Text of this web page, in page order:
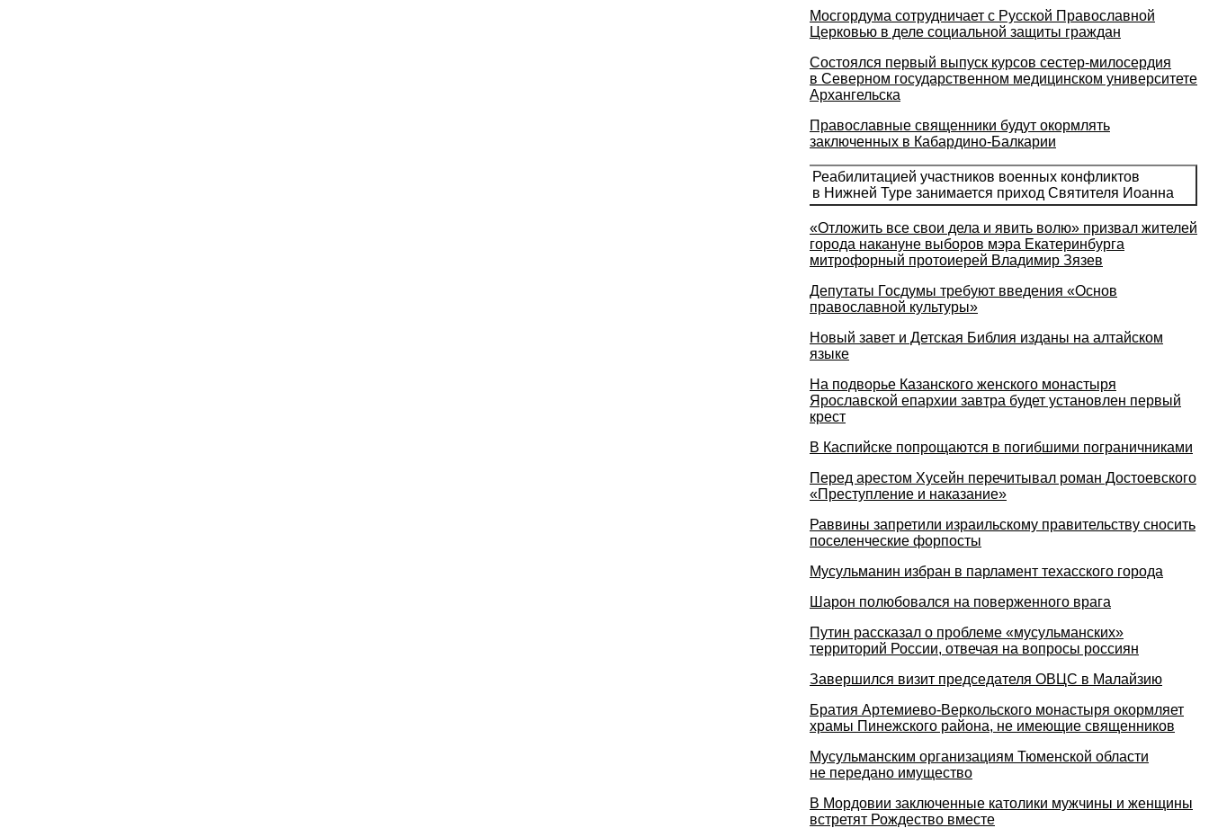
Мосгордума сотрудничает с Русской Православной
Церковью в деле социальной защиты граждан
Состоялся первый выпуск курсов сестер-милосердия
в Северном государственном медицинском университете
Архангельска
Православные священники будут окормлять
заключенных в Кабардино-Балкарии
Реабилитацией участников военных конфликтов
в Нижней Туре занимается приход Святителя Иоанна
«Отложить все свои дела и явить волю» призвал жителей
города накануне выборов мэра Екатеринбурга
митрофорный протоиерей Владимир Зязев
Депутаты Госдумы требуют введения «Основ
православной культуры»
Новый завет и Детская Библия изданы на алтайском
языке
На подворье Казанского женского монастыря
Ярославской епархии завтра будет установлен первый
крест
В Каспийске попрощаются в погибшими пограничниками
Перед арестом Хусейн перечитывал роман Достоевского
«Преступление и наказание»
Раввины запретили израильскому правительству сносить
поселенческие форпосты
Мусульманин избран в парламент техасского города
Шарон полюбовался на поверженного врага
Путин рассказал о проблеме «мусульманских»
территорий России, отвечая на вопросы россиян
Завершился визит председателя ОВЦС в Малайзию
Братия Артемиево-Веркольского монастыря окормляет
храмы Пинежского района, не имеющие священников
Мусульманским организациям Тюменской области
не передано имущество
В Мордовии заключенные католики мужчины и женщины
встретят Рождество вместе